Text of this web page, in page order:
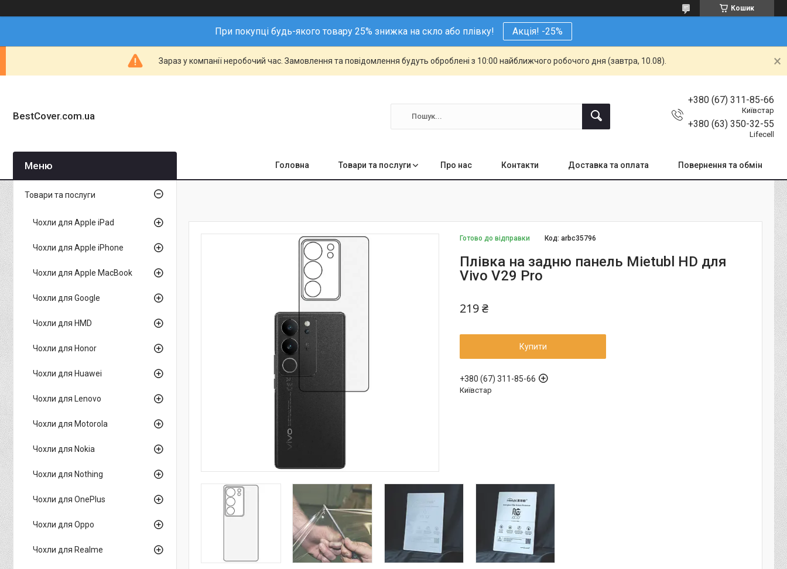
Кошик
При покупці будь-якого товару 25% знижка на скло або плівку! Акція! -25%
Зараз у компанії неробочий час. Замовлення та повідомлення будуть оброблені з 10:00 найближчого робочого дня (завтра, 10.08).
BestCover.com.ua
+380 (67) 311-85-66
Київстар
+380 (63) 350-32-55
Lifecell
Головна Товари та послуги Про нас Контакти Доставка та оплата Повернення та обмін
Готово до відправки Код:arbc35796
Плівка на задню панель Mietubl HD для
Vivo V29 Pro
219 ₴
Купити
+380 (67) 311-85-66
Київстар
Товари та послуги
Чохли для Apple iPad
Чохли для Apple iPhone
Чохли для Apple MacBook
Чохли для Google
Чохли для HMD
Чохли для Honor
Чохли для Huawei
Чохли для Lenovo
Чохли для Motorola
Чохли для Nokia
Чохли для Nothing
Чохли для OnePlus
Чохли для Oppo
Чохли для Realme